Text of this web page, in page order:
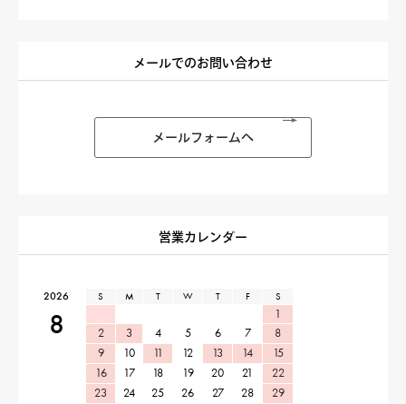
メールでのお問い合わせ
メールフォームへ
営業カレンダー
2026
8
S M T W T F S
1
2
3 4 5 6 7
8
9
10 11 12 13 14
15
16
17 18 19 20 21
22
23
24 25 26 27 28
29